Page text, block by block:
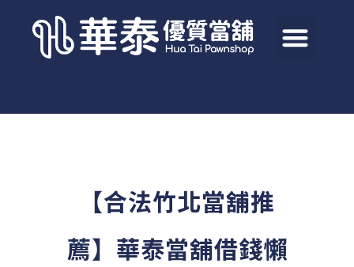
【合法竹北當舖推
薦】華泰當舖借錢懶